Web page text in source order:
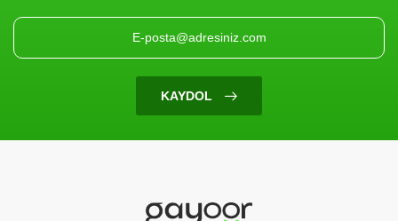
Filtrenize Uygun
Ürün Bulunamadı
KAYDOL